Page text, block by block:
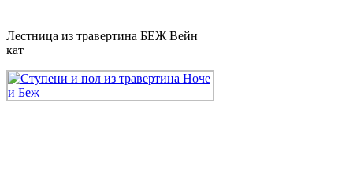
Лестница из травертина БЕЖ Вейн
кат